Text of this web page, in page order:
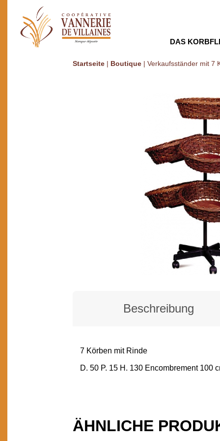
DAS
Startseite| Boutique| Verkaufsständer mit 7
Beschreibung
BESCHREIBUNG
7 Körben mit Rinde
D. 50 P. 15 H. 130 Encombrement 100
ÄHNLICHE